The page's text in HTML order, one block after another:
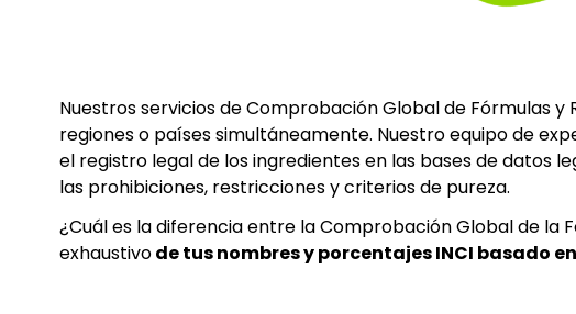
Nuestros servicios de Comprobación Global de Fórmulas
regiones o países simultáneamente. Nuestro equipo de
el registro legal de los ingredientes en las bases de datos
las prohibiciones, restricciones y criterios de pureza.
¿Cuál es la diferencia entre la Comprobación Global de la
exhaustivode tus nombres y porcentajes INCI basado